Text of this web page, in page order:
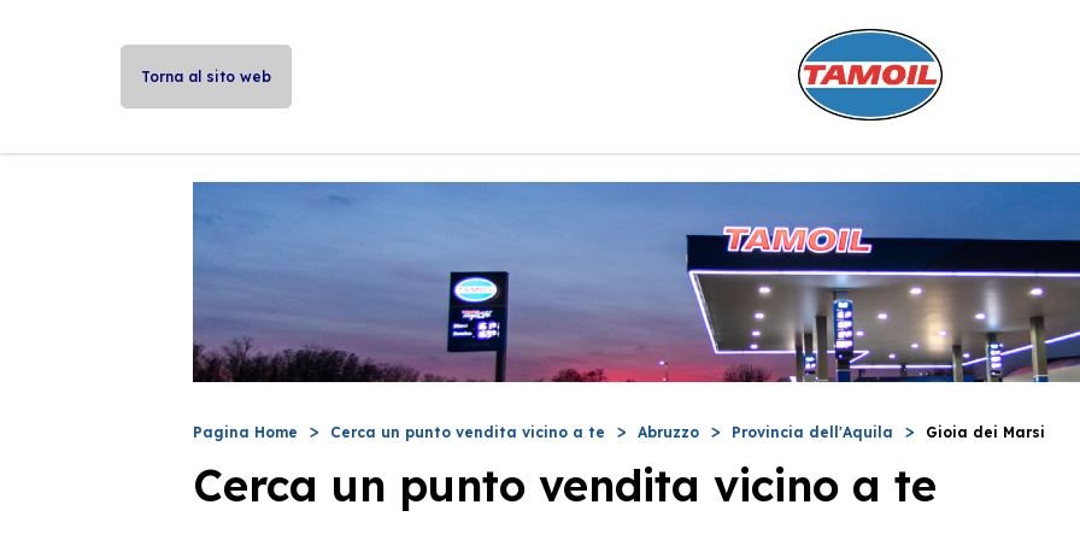
Torna al sito web
Pagina Home Cerca un punto vendita vicino a te Abruzzo Provincia dell'Aquila Gioia dei Marsi
Cerca un punto vendita vicino a te